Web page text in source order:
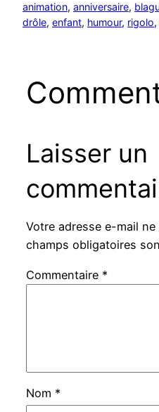
animation, anniversaire,
drôle, enfant, humour, rigolo,
Laisser un
Votre adresse e-mail
champs obligatoires
Commentaire *
Nom *